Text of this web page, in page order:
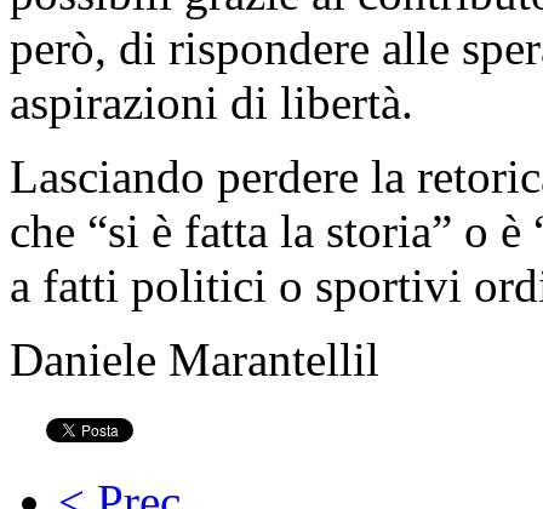
però, di rispondere alle
aspirazioni di libertà.
Lasciando perdere la
che “si è fatta la storia” o
a fatti politici o sportivi
Daniele Marantellil